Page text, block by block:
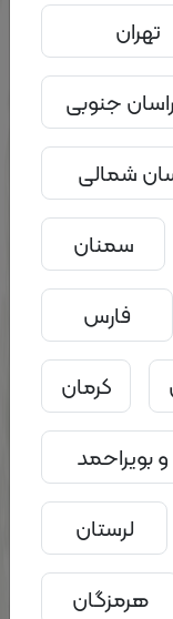
جزئیات
تهران
جنوبی
شمالی
سمنان
فارس
کرمان
بویراحمد
لرستان
هرمزگان